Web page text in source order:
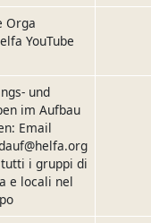
Orga
YouTube
und
im Aufbau
Email
i gruppi di
e locali nel